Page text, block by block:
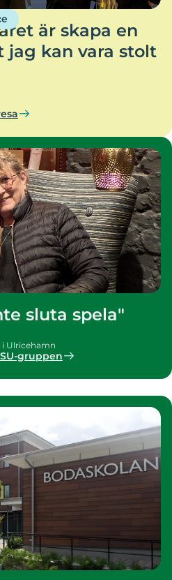
är skapa en
jag kan vara stolt
sluta spela"
i Ulricehamn
gruppen